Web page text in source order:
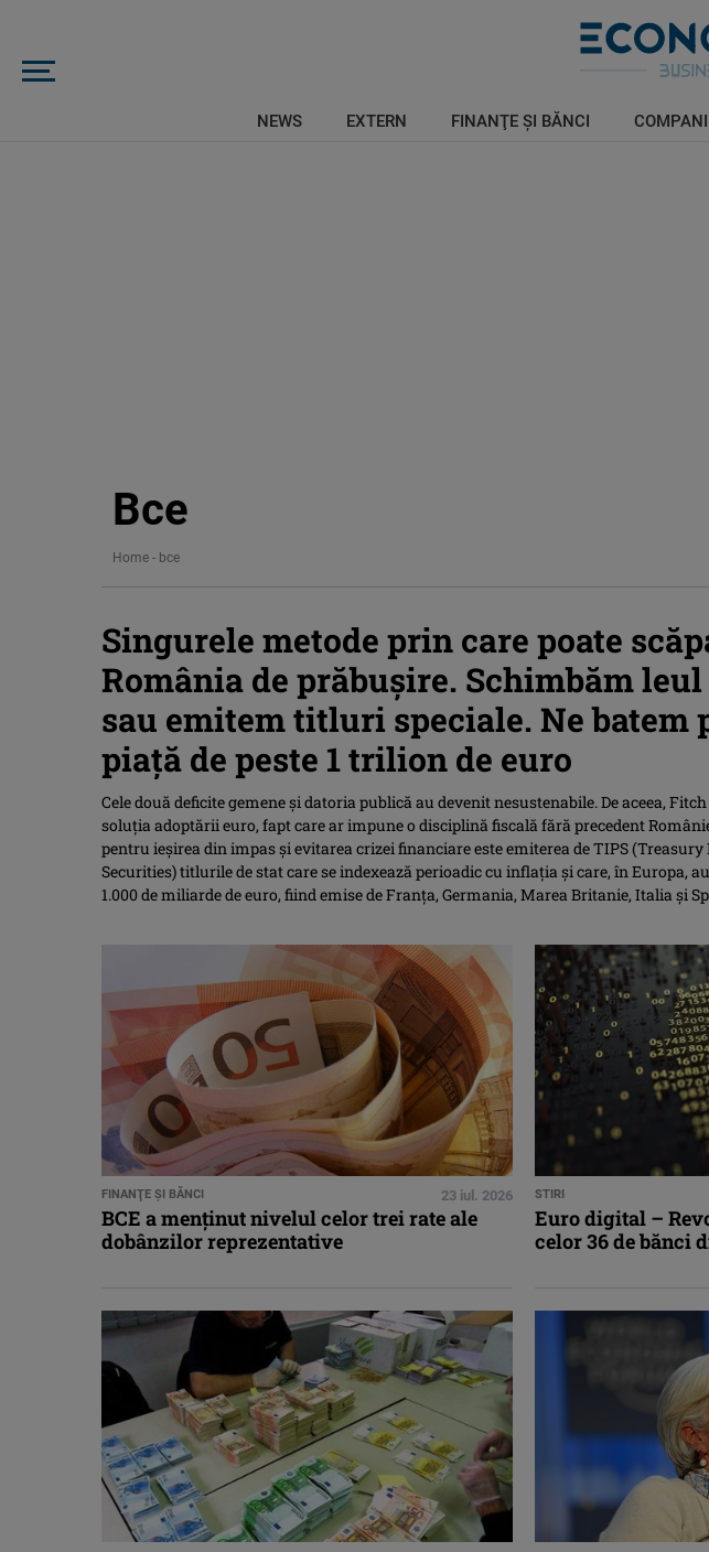
NEWS EXTERN FINANŢE ŞI BĂNCI
Bce
Home - bce
Singurele metode prin care poate
România de prăbușire. Schimbăm
sau emitem titluri speciale. Ne batem
piață de peste 1 trilion de euro
Cele două deficite gemene și datoria publică au devenit nesustenabile. De aceea,
soluția adoptării euro, fapt care ar impune o disciplină fiscală fără precedent
pentru ieșirea din impas și evitarea crizei financiare este emiterea de TIPS
Securities) titlurile de stat care se indexează perioadic cu inflația și care, în Europa,
1.000 de miliarde de euro, fiind emise de Franța, Germania, Marea Britanie, Italia și
FINANŢE ŞI BĂNCI 23 iul. 2026
BCE a menţinut nivelul celor trei rate ale
dobânzilor reprezentative
STIRI
Euro digital –
celor 36 de bănci